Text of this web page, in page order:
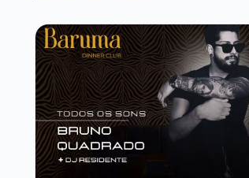
Veja mais sobre Baruma Todos